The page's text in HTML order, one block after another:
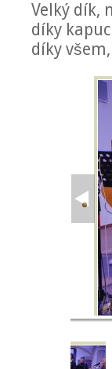
Velký dík,
díky
díky